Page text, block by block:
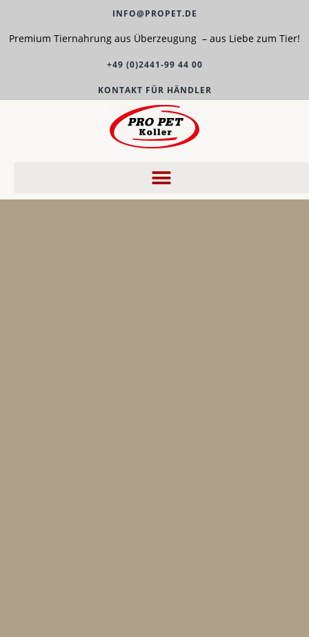
INFO@PROPET.DE
Premium Tiernahrung aus Überzeugung – aus Liebe zum Tier!
+49 (0)2441-99 44 00
KONTAKT FÜR HÄNDLER